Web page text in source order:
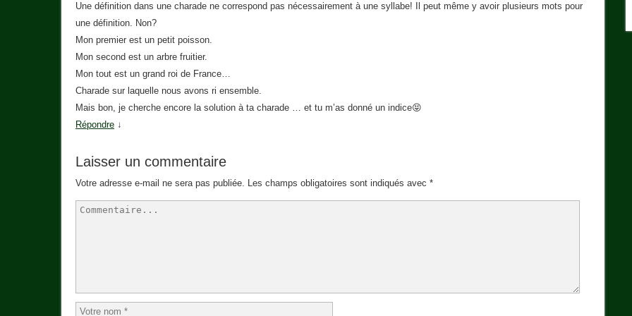
Une définition dans une charade ne correspond pas nécessairement à une syllabe! Il peut même y avoir plusieurs mots pour
une définition. Non?
Mon premier est un petit poisson.
Mon second est un arbre fruitier.
Mon tout est un grand roi de France…
Charade sur laquelle nous avons ri ensemble.
Mais bon, je cherche encore la solution à ta charade … et tu m’as donné un indice😝
Répondre ↓
Laisser un commentaire
Votre adresse e-mail ne sera pas publiée. Les champs obligatoires sont indiqués avec *